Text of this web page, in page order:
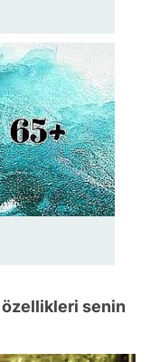
senin